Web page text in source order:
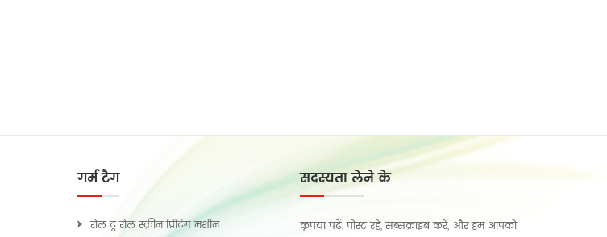
गर्म टैग
रोल टू रोल स्क्रीन प्रिंटिंग मशीन
सदस्यता लेने के
कृपया पढ़ें, पोस्ट रहें, सब्सक्राइब करें, और हम आपको